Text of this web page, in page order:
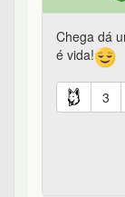
Chega dá
é vida!
3